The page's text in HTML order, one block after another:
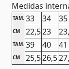
Medidas
TAM. 33 34 35
CM 22,523
TAM. 39 40 41
CM 25,526,5